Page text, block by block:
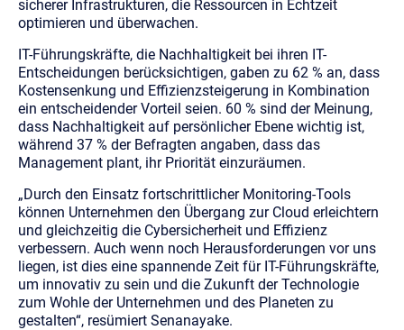
sicherer Infrastrukturen, die Ressourcen in Echtzeit
optimieren und überwachen.
IT-Führungskräfte, die Nachhaltigkeit bei ihren IT-
Entscheidungen berücksichtigen, gaben zu 62 % an, dass
Kostensenkung und Effizienzsteigerung in Kombination
ein entscheidender Vorteil seien. 60 % sind der Meinung,
dass Nachhaltigkeit auf persönlicher Ebene wichtig ist,
während 37 % der Befragten angaben, dass das
Management plant, ihr Priorität einzuräumen.
„Durch den Einsatz fortschrittlicher Monitoring-Tools
können Unternehmen den Übergang zur Cloud erleichtern
und gleichzeitig die Cybersicherheit und Effizienz
verbessern. Auch wenn noch Herausforderungen vor uns
liegen, ist dies eine spannende Zeit für IT-Führungskräfte,
um innovativ zu sein und die Zukunft der Technologie
zum Wohle der Unternehmen und des Planeten zu
gestalten“, resümiert Senanayake.